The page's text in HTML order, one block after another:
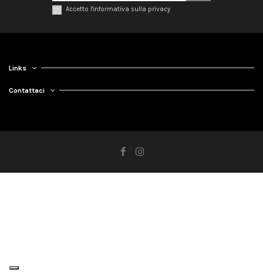
Accetto l'informativa sulla privacy
Links
Contattaci